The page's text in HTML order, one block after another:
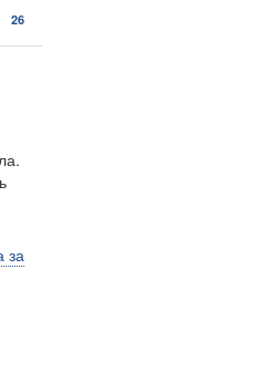
26
за